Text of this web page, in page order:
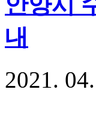
내
2021. 04.